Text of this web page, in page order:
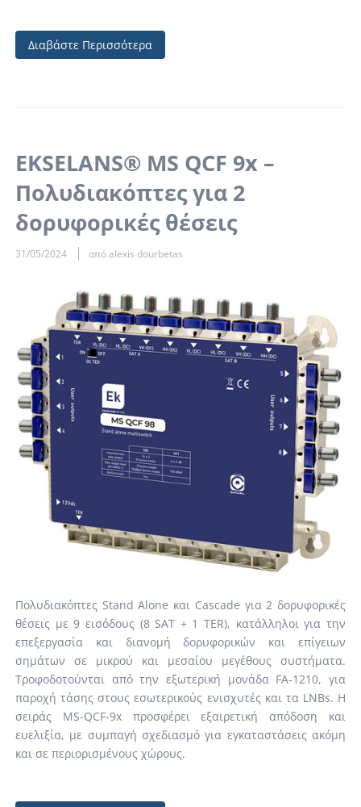
Διαβάστε Περισσότερα
EKSELANS® MS QCF 9x –
Πολυδιακόπτες για 2
δορυφορικές θέσεις
31/05/2024 από alexis dourbetas
Πολυδιακόπτες Stand Alone και Cascade για 2 δορυφορικές
θέσεις με 9 εισόδους (8 SAT + 1 TER), κατάλληλοι για την
επεξεργασία και διανομή δορυφορικών και επίγειων
σημάτων σε μικρού και μεσαίου μεγέθους συστήματα.
Τροφοδοτούνται από την εξωτερική μονάδα FA-1210, για
παροχή τάσης στους εσωτερικούς ενισχυτές και τα LNBs. Η
σειράς MS-QCF-9x προσφέρει εξαιρετική απόδοση και
ευελιξία, με συμπαγή σχεδιασμό για εγκαταστάσεις ακόμη
και σε περιορισμένους χώρους.